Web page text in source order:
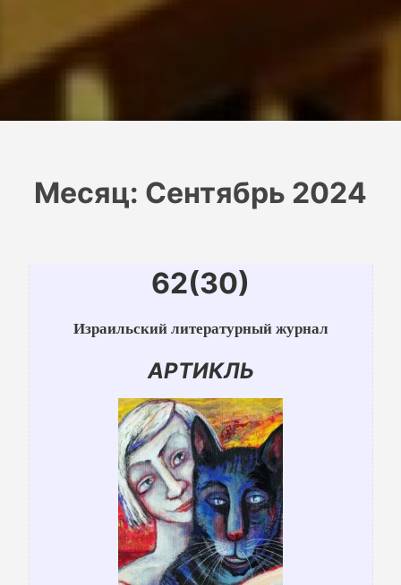
Месяц: Сентябрь 2024
62(30)
Израильский литературный журнал
АРТИКЛЬ